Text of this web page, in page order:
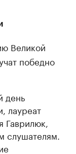
Великой
победно
день
лауреат
слушателям.